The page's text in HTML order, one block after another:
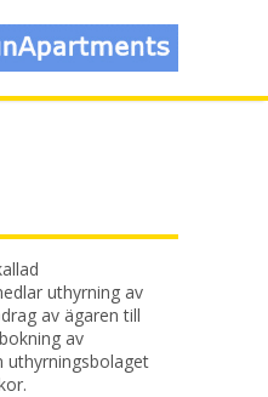
uthyrning av
av ägaren till
av
uthyrningsbolaget